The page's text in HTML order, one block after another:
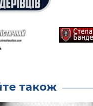
також